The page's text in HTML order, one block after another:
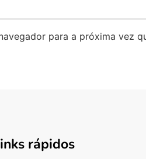
para a próxima vez
rápidos